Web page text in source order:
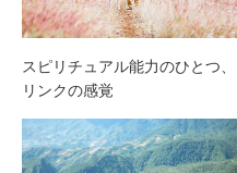
スピリチュアル能力のひとつ、
リンクの感覚